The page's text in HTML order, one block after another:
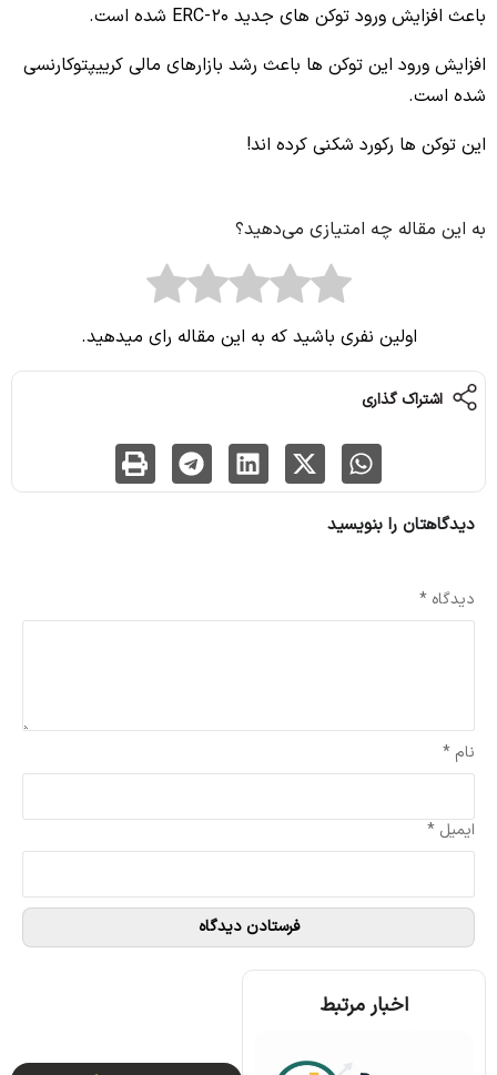
باعث افزایش ورود توکن های جدید ERC-20 شده است.
افزایش ورود این توکن ها باعث رشد بازارهای مالی کرییپتوکارنسی
شده است.
این توکن ها رکورد شکنی کرده اند!
به این مقاله چه امتیازی می‌دهید؟
اولین نفری باشید که به این مقاله رای میدهید.
اشتراک گذاری
دیدگاهتان را بنویسید
دیدگاه *
نام *
ایمیل *
اخبار مرتبط